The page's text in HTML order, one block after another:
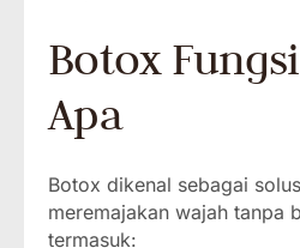
Botox
Apa
Botox dikenal sebagai
meremajakan wajah tanpa
termasuk: